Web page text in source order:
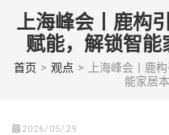
content
(Press
上海峰会丨鹿构
赋能，解锁智
首页 > 观点 >
上海峰会丨鹿
能家居
2026/05/29